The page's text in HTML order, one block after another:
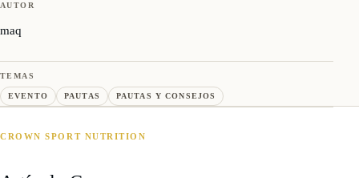
AUTOR
maq
TEMAS
EVENTO PAUTAS PAUTAS Y CONSEJOS
CROWN SPORT NUTRITION